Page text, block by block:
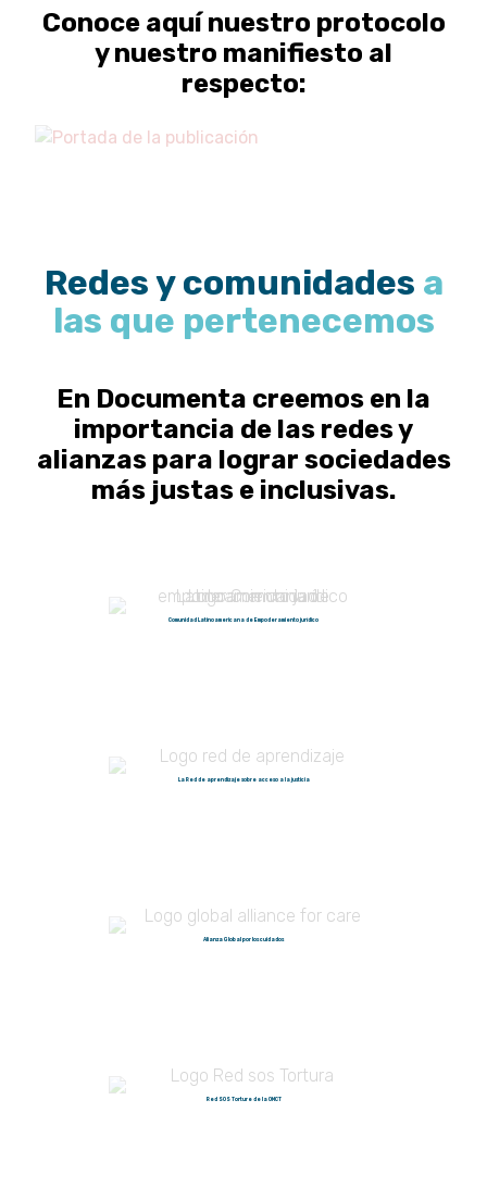
Conoce aquí nuestro protocolo
y nuestro manifiesto al
respecto:
Redes y comunidades a
las que pertenecemos
En Documenta creemos en la
importancia de las redes y
alianzas para lograr sociedades
más justas e inclusivas.
Comunidad Latinoamericana de Empoderamiento jurídico
La Red de aprendizaje sobre acceso a la justicia
Alianza Global por los cuidados
Red SOS Torture de la OMCT